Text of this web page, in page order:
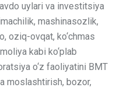
uylari va investitsiya
mashinasozlik,
oziq-ovqat, ko‘chmas
kabi ko‘plab
o‘z faoliyatini BMT
moslashtirish, bozor,